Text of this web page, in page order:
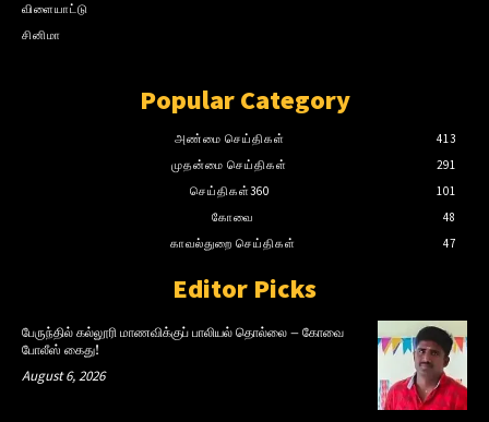
விளையாட்டு
சினிமா
Popular Category
அண்மை செய்திகள்
413
முதன்மை செய்திகள்
291
செய்திகள்360
101
கோவை
48
காவல்துறை செய்திகள்
47
Editor Picks
பேருந்தில் கல்லூரி மாணவிக்குப் பாலியல் தொல்லை – கோவை
போலீஸ் கைது!
August 6, 2026